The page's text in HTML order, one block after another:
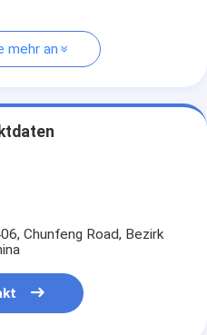
mehr an
Chunfeng Road, Bezirk